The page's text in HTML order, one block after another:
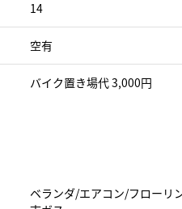
14
空有
バイク置き場代 3,000円
ベランダ/エアコン/フローリ